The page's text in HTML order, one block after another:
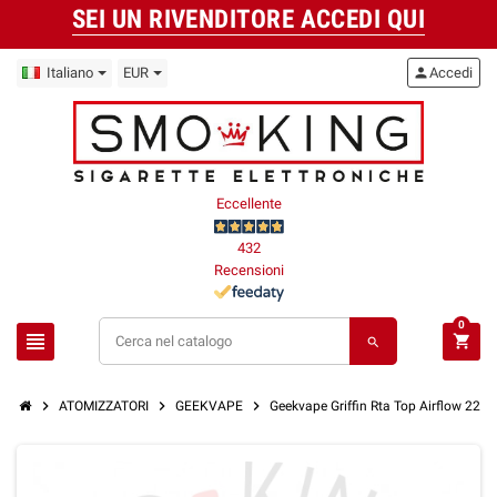
SEI UN RIVENDITORE ACCEDI QUI
Italiano EUR
Eccellente
432
Recensioni
view_headline search
personAccedi
shopping_cart
0
chevron_right ATOMIZZATORI chevron_right GEEKVAPE chevron_right Geekvape Griffin Rta Top Airflow